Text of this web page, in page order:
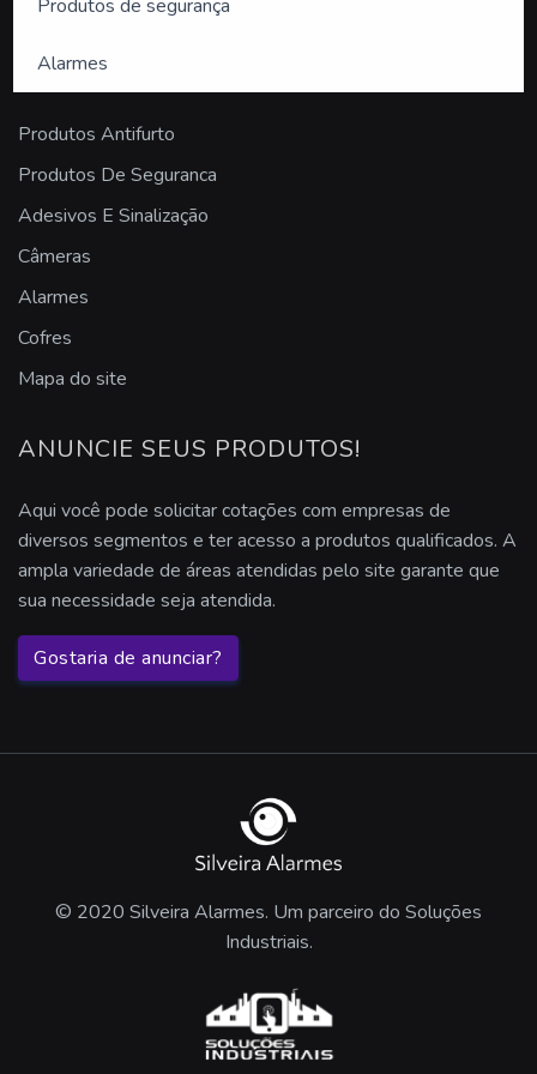
Sistema de segurança SP
Empresa de segurança eletrônica sp
Sistema de vigilância eletrônica
Sistemas eletrônicos de segurança
Comodato de alarme
Sistema de segurança por assinatura
Comodato segurança condominio
Central de alarme sem fio
Sensor de perimetro externo
Produtos de segurança
Alarmes
PRODUTOS
Produtos Antifurto
Produtos De Seguranca
Adesivos E Sinalização
Câmeras
Alarmes
Cofres
Mapa do site
ANUNCIE SEUS PRODUTOS!
Aqui você pode solicitar cotações com empresas de
diversos segmentos e ter acesso a produtos qualificados. A
ampla variedade de áreas atendidas pelo site garante que
sua necessidade seja atendida.
Gostaria de anunciar?
© 2020 Silveira Alarmes. Um parceiro do Soluções
Industriais.